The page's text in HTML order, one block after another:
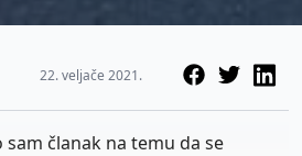
22. veljače 2021.
članak na temu da se